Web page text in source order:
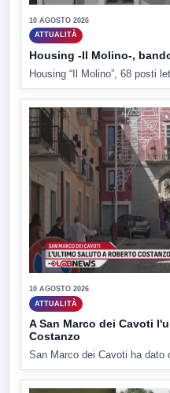
10 AGOSTO 2026
ATTUALITÀ
Housing -Il Molino-,
Housing “Il Molino”, 68 posti
10 AGOSTO 2026
ATTUALITÀ
A San Marco dei Cavoti
Costanzo
San Marco dei Cavoti ha dato